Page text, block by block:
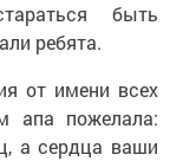
быть
ребята.
от имени всех
апа пожелала:
а сердца ваши